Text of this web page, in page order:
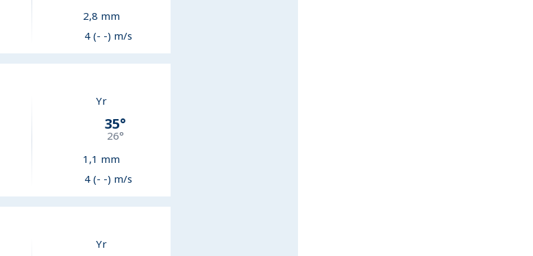
2,8 mm
4 (- -) m/s
Yr
35°
26°
1,1 mm
4 (- -) m/s
Yr